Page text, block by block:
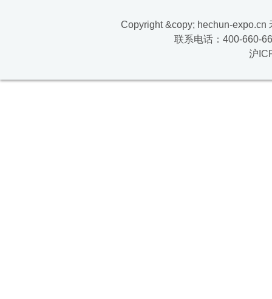
Copyright &copy; hechun-expo.cn
联系电话：400-660-
沪